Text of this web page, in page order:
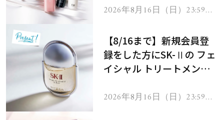
2026年8月16日（日）23:59ま
【8/16まで】新規会員登
録をした方にSK-Ⅱの フェ
イシャル トリートメント
2026年8月16日（日）23:59ま